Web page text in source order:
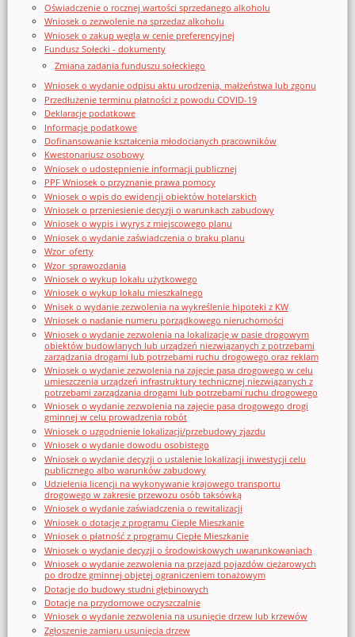
Oświadczenie o rocznej wartości sprzedanego alkoholu
Wniosek o zezwolenie na sprzedaz alkoholu
Wniosek o zakup węgla w cenie preferencyjnej
Fundusz Sołecki - dokumenty
Zmiana zadania funduszu sołeckiego
Wniosek o wydanie odpisu aktu urodzenia, małżeństwa lub zgonu
Przedłużenie terminu płatności z powodu COVID-19
Deklaracje podatkowe
Informacje podatkowe
Dofinansowanie kształcenia młodocianych pracowników
Kwestonariusz osobowy
Wniosek o udostępnienie informacji publicznej
PPF Wniosek o przyznanie prawa pomocy
Wniosek o wpis do ewidencji obiektów hotelarskich
Wniosek o przeniesienie decyzji o warunkach zabudowy
Wniosek o wypis i wyrys z miejscowego planu
Wniosek o wydanie zaświadczenia o braku planu
Wzor_oferty
Wzor_sprawozdania
Wniosek o wykup lokalu użytkowego
Wniosek o wykup lokalu mieszkalnego
Wnisek o wydanie zezwolenia na wykreślenie hipoteki z KW
Wniosek o nadanie numeru porządkowego nieruchomości
Wniosek o wydanie zezwolenia na lokalizację w pasie drogowym
obiektów budowlanych lub urządzeń niezwiązanych z potrzebami
zarządzania drogami lub potrzebami ruchu drogowego oraz reklam
Wniosek o wydanie zezwolenia na zajęcie pasa drogowego w celu
umieszczenia urządzeń infrastruktury technicznej niezwiązanych z
potrzebami zarządzania drogami lub potrzebami ruchu drogowego
Wniosek o wydanie zezwolenia na zajęcie pasa drogowego drogi
gminnej w celu prowadzenia robót
Wniosek o uzgodnienie lokalizacji/przebudowy zjazdu
Wniosek o wydanie dowodu osobistego
Wniosek o wydanie decyzji o ustalenie lokalizacji inwestycji celu
publicznego albo warunków zabudowy
Udzielenia licencji na wykonywanie krajowego transportu
drogowego w zakresie przewozu osób taksówką
Wniosek o wydanie zaświadczenia o rewitalizacji
Wniosek o dotację z programu Ciepłe Mieszkanie
Wniosek o płatność z programu Ciepłe Mieszkanie
Wniosek o wydanie decyzji o środowiskowych uwarunkowaniach
Wniosek o wydanie zezwolenia na przejazd pojazdów ciężarowych
po drodze gminnej objętej ograniczeniem tonażowym
Dotacje do budowy studni głębinowych
Dotacje na przydomowe oczyszczalnie
Wniosek o wydanie zezwolenia na usunięcie drzew lub krzewów
Zgłoszenie zamiaru usunięcia drzew